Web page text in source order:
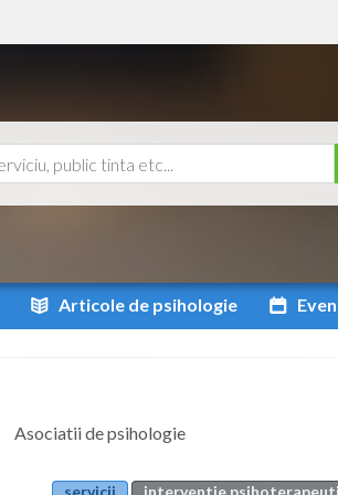
Articole de psihologie
Asociatii de psihologie
servicii
interventie